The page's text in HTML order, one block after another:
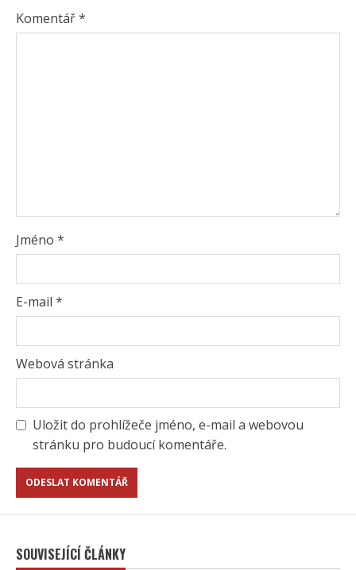
Komentář*
Jméno *
E-mail *
Webová stránka
Uložit do prohlížeče jméno, e-mail a webovou
stránku pro budoucí komentáře.
SOUVISEJÍCÍ ČLÁNKY